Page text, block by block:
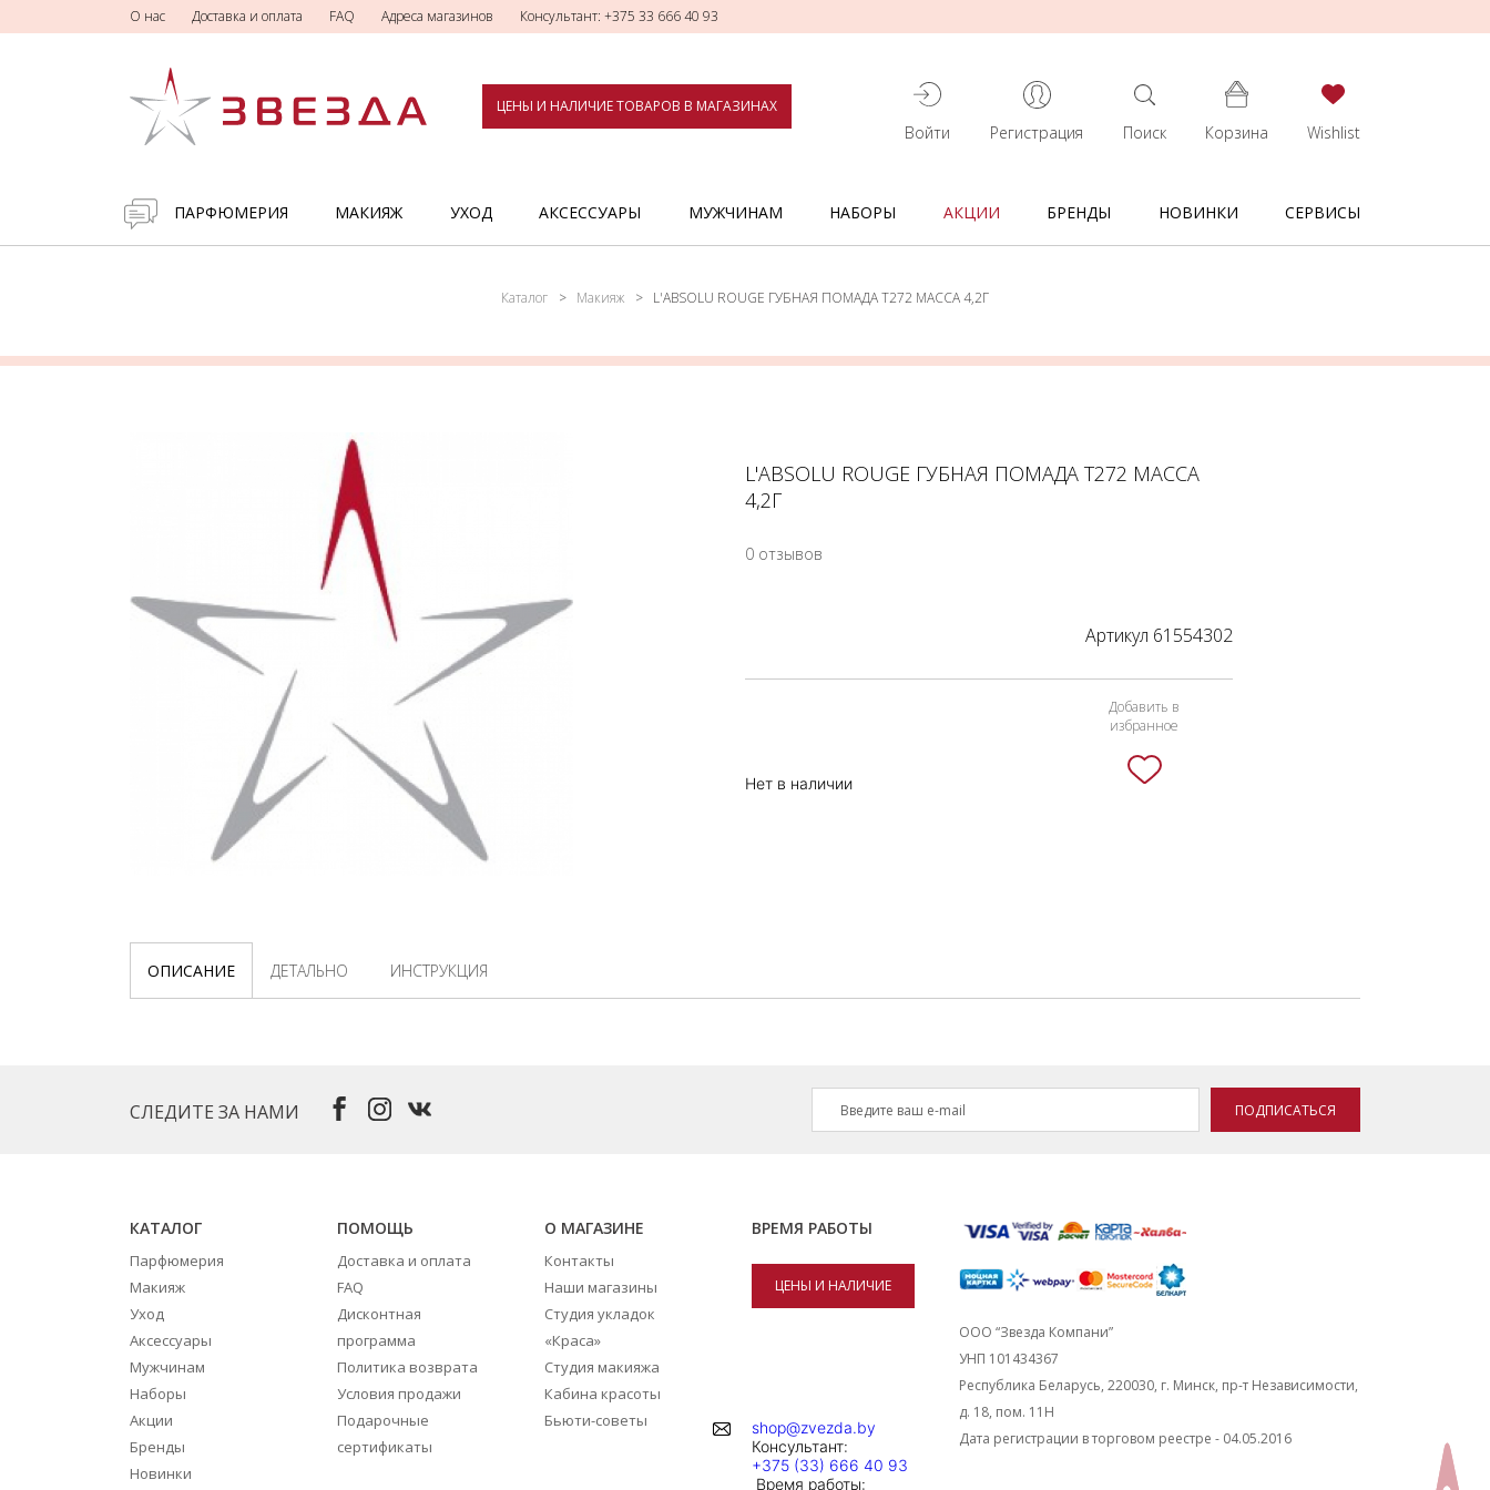
О нас Доставка и оплата FAQ Адреса магазинов Консультант: +375 33 666 40 93
ЦЕНЫ И НАЛИЧИЕ ТОВАРОВ В МАГАЗИНАХ
Войти Регистрация Поиск Корзина Wishlist
ПАРФЮМЕРИЯ МАКИЯЖ УХОД АКСЕССУАРЫ МУЖЧИНАМ НАБОРЫ АКЦИИ БРЕНДЫ НОВИНКИ СЕРВИСЫ
Каталог Макияж L'ABSOLU ROUGE ГУБНАЯ ПОМАДА Т272 МАССА 4,2Г
L'ABSOLU ROUGE ГУБНАЯ ПОМАДА Т272 МАССА
4,2Г
0 отзывов
Артикул 61554302
Нет в наличии
Добавить в
избранное
ОПИСАНИЕ ДЕТАЛЬНО ИНСТРУКЦИЯ
СЛЕДИТЕ ЗА НАМИ ПОДПИСАТЬСЯ
КАТАЛОГ
Парфюмерия
Макияж
Уход
Аксессуары
Мужчинам
Наборы
Акции
Бренды
Новинки
ПОМОЩЬ
Доставка и оплата
FAQ
Дисконтная
программа
Политика возврата
Условия продажи
Подарочные
сертификаты
О МАГАЗИНЕ
Контакты
Наши магазины
Студия укладок
«Краса»
Студия макияжа
Кабина красоты
Бьюти-советы
ВРЕМЯ РАБОТЫ
ЦЕНЫ И НАЛИЧИЕ
shop@zvezda.by
Консультант:
+375 (33) 666 40 93
Время работы:
ООО “Звезда Компани”
УНП 101434367
Республика Беларусь, 220030, г. Минск, пр-т Независимости,
д. 18, пом. 11Н
Дата регистрации в торговом реестре - 04.05.2016